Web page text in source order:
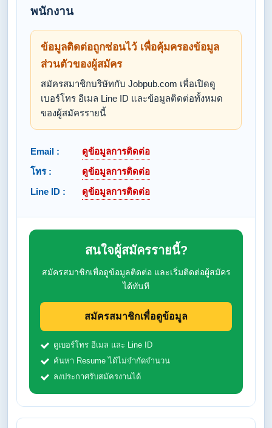
พนักงาน
ข้อมูลติดต่อถูกซ่อนไว้ เพื่อคุ้มครองข้อมูล
ส่วนตัวของผู้สมัคร
สมัครสมาชิกบริษัทกับ Jobpub.com เพื่อเปิดดู
เบอร์โทร อีเมล Line ID และข้อมูลติดต่อทั้งหมด
ของผู้สมัครรายนี้
Email :
ดูข้อมูลการติดต่อ
โทร :
ดูข้อมูลการติดต่อ
Line ID :
ดูข้อมูลการติดต่อ
สนใจผู้สมัครรายนี้?
สมัครสมาชิกเพื่อดูข้อมูลติดต่อ และเริ่มติดต่อผู้สมัคร
ได้ทันที
สมัครสมาชิกเพื่อดูข้อมูล
ดูเบอร์โทร อีเมล และ Line ID
ค้นหา Resume ได้ไม่จำกัดจำนวน
ลงประกาศรับสมัครงานได้